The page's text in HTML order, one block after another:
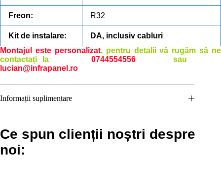
Freon: R32
Kit de instalare:
DA, inclusiv cabluri
Montajul este personalizat, pentru detalii vă rugăm să ne
contactați la0744554556 sau
lucian@infrapanel.ro
Informații suplimentare
Ce spun clienții noștri despre
noi: